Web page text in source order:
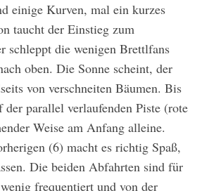
einige Kurven, mal ein kurzes
taucht der Einstieg zum
die wenigen Brettlfans
oben. Die Sonne scheint, der
von verschneiten Bäumen. Bis
parallel verlaufenden Piste (rote
Weise am Anfang alleine.
(6) macht es richtig Spaß,
Die beiden Abfahrten sind für
frequentiert und von der